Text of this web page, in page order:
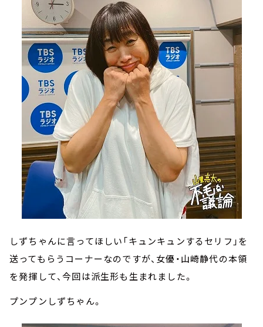
しずちゃんに言ってほしい「キュンキュンするセリフ」を
送ってもらうコーナーなのですが、女優・山崎静代の本領
を発揮して、今回は派生形も生まれました。
プンプンしずちゃん。